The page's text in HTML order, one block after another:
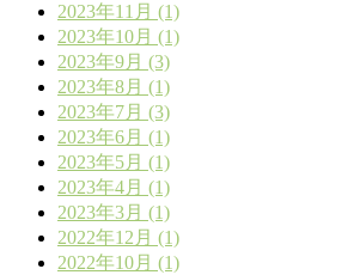
2023年11月 (1)
2023年10月 (1)
2023年9月 (3)
2023年8月 (1)
2023年7月 (3)
2023年6月 (1)
2023年5月 (1)
2023年4月 (1)
2023年3月 (1)
2022年12月 (1)
2022年10月 (1)